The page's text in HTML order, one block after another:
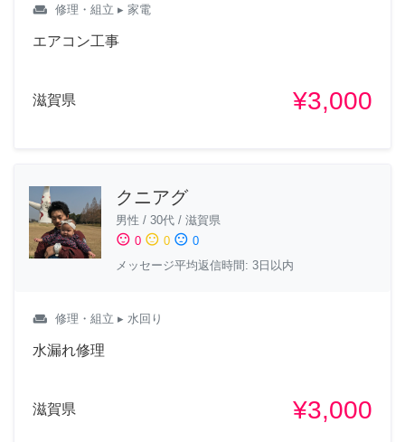
weekend 修理・組立 ▸ 家電
エアコン工事
滋賀県 ¥3,000
クニアグ
男性 / 30代 / 滋賀県
sentiment_satisfied 0 sentiment_neutral 0 sentiment_dissatisfied 0
メッセージ平均返信時間: 3日以内
weekend 修理・組立 ▸ 水回り
水漏れ修理
滋賀県 ¥3,000